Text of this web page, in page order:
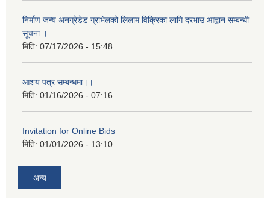
निर्माण जन्य अनग्रेडेड ग्राभेलको लिलाम विक्रिका लागि दरभाउ आह्वान सम्बन्धी
सूचना ।
मिति: 07/17/2026 - 15:48
आशय पत्र सम्बन्धमा।।
मिति: 01/16/2026 - 07:16
Invitation for Online Bids
मिति: 01/01/2026 - 13:10
अन्य